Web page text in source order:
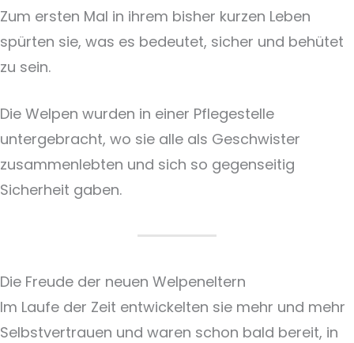
Zum ersten Mal in ihrem bisher kurzen Leben
spürten sie, was es bedeutet, sicher und behütet
zu sein.
Die Welpen wurden in einer Pflegestelle
untergebracht, wo sie alle als Geschwister
zusammenlebten und sich so gegenseitig
Sicherheit gaben.
Die Freude der neuen Welpeneltern
Im Laufe der Zeit entwickelten sie mehr und mehr
Selbstvertrauen und waren schon bald bereit, in